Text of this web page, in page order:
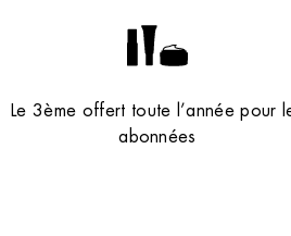
Le 3ème offert toute l’année pour
abonnées